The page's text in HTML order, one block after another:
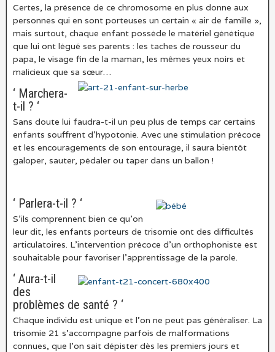
Certes, la présence de ce chromosome en plus donne aux
personnes qui en sont porteuses un certain « air de famille »,
mais surtout, chaque enfant possède le matériel génétique
que lui ont légué ses parents : les taches de rousseur du
papa, le visage fin de la maman, les mêmes yeux noirs et
malicieux que sa sœur…
‘ Marchera-
t-il ? ‘
Sans doute lui faudra-t-il un peu plus de temps car certains
enfants souffrent d’hypotonie. Avec une stimulation précoce
et les encouragements de son entourage, il saura bientôt
galoper, sauter, pédaler ou taper dans un ballon !
‘ Parlera-t-il ? ‘
S’ils comprennent bien ce qu’on
leur dit, les enfants porteurs de trisomie ont des difficultés
articulatoires. L’intervention précoce d’un orthophoniste est
souhaitable pour favoriser l’apprentissage de la parole.
‘ Aura-t-il
des
problèmes de santé ? ‘
Chaque individu est unique et l’on ne peut pas généraliser. La
trisomie 21 s’accompagne parfois de malformations
connues, que l’on sait dépister dès les premiers jours et